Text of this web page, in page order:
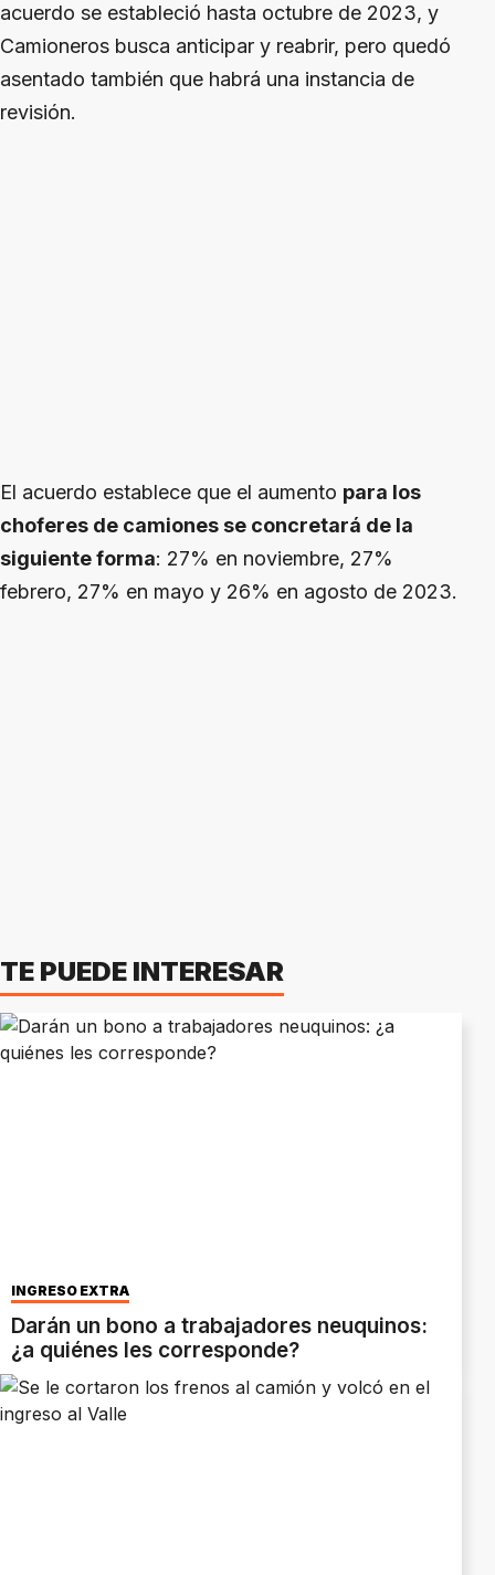
acuerdo se estableció hasta octubre de 2023, y
Camioneros busca anticipar y reabrir, pero quedó
asentado también que habrá una instancia de
revisión.
El acuerdo establece que el aumento para los
choferes de camiones se concretará de la
siguiente forma: 27% en noviembre, 27%
febrero, 27% en mayo y 26% en agosto de 2023.
TE PUEDE INTERESAR
INGRESO EXTRA
Darán un bono a trabajadores neuquinos:
¿a quiénes les corresponde?